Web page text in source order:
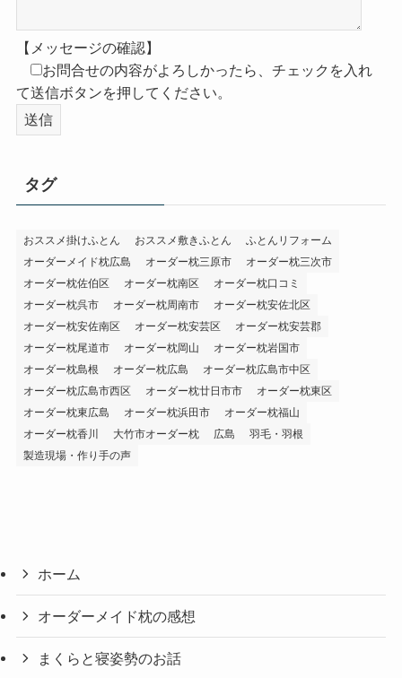
【メッセージの確認】
お問合せの内容がよろしかったら、チェックを入れ
て送信ボタンを押してください。
タグ
おススメ掛けふとん おススメ敷きふとん
ふとんリフォーム
オーダーメイド枕広島
オーダー枕三原市
オーダー枕三次市
オーダー枕佐伯区
オーダー枕南区
オーダー枕口コミ
オーダー枕呉市
オーダー枕周南市
オーダー枕安佐北区
オーダー枕安佐南区
オーダー枕安芸区
オーダー枕安芸郡
オーダー枕尾道市
オーダー枕岡山
オーダー枕岩国市
オーダー枕島根
オーダー枕広島
オーダー枕広島市中区
オーダー枕広島市西区
オーダー枕廿日市市
オーダー枕東区
オーダー枕東広島
オーダー枕浜田市
オーダー枕福山
オーダー枕香川
大竹市オーダー枕 広島
羽毛・羽根
製造現場・作り手の声
ホーム
オーダーメイド枕の感想
まくらと寝姿勢のお話